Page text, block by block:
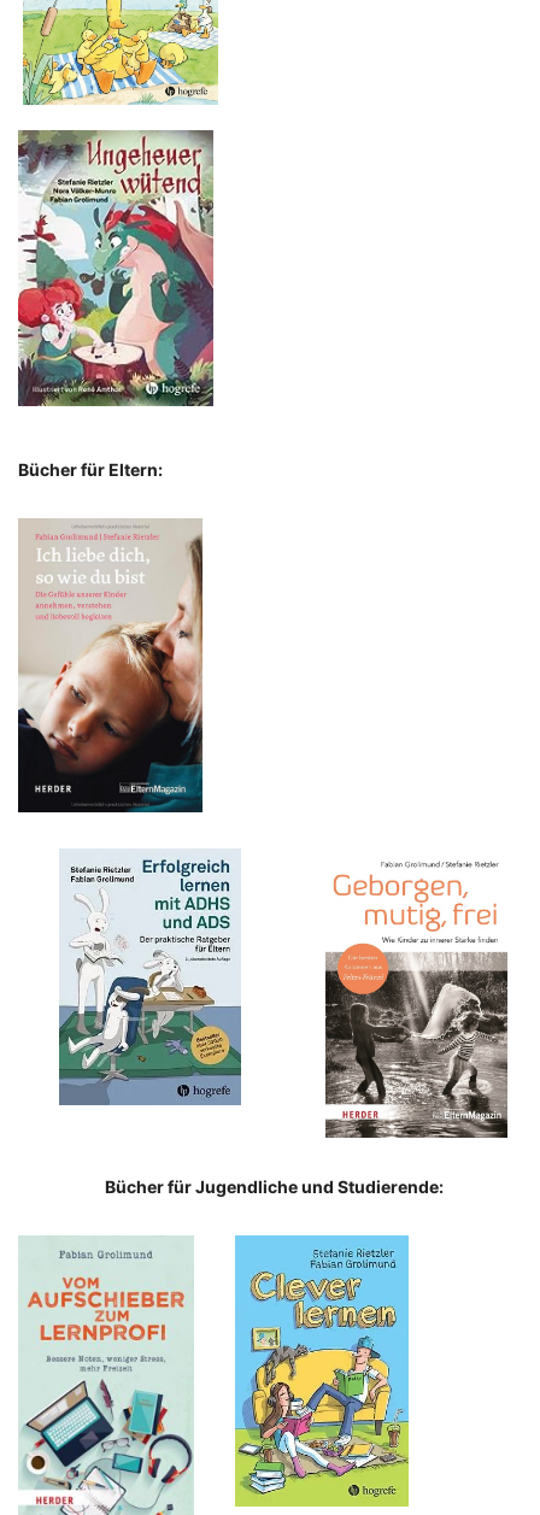
Bücher für Eltern:
Bücher für Jugendliche und Studierende: